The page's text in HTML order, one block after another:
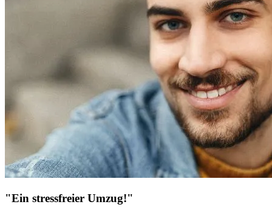
"Ein stressfreier Umzug!"